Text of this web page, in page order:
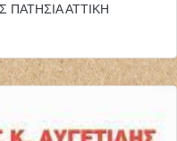
ΑΤΤΙΚΗ